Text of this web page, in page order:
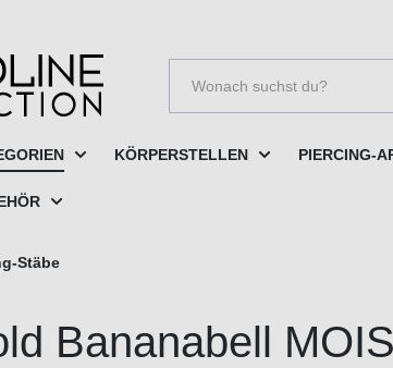
springen
KÖRPERSTELLEN PIERCING-
Stäbe
Bananabell